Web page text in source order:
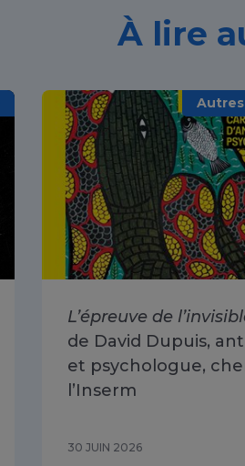
À lire
L’épreuve de
de David Dupuis,
et psychologue,
l’Inserm
30 JUIN 2026